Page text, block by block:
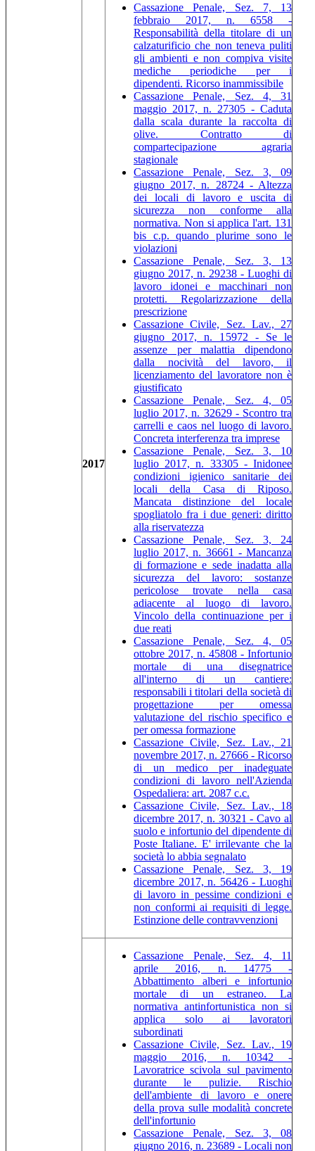
2017
Cassazione Penale, Sez. 7, 13
febbraio 2017, n. 6558 -
Responsabilità della titolare di un
calzaturificio che non teneva puliti
gli ambienti e non compiva visite
mediche periodiche per i
dipendenti. Ricorso inammissibile
Cassazione Penale, Sez. 4, 31
maggio 2017, n. 27305 - Caduta
dalla scala durante la raccolta di
olive. Contratto di
compartecipazione agraria
stagionale
Cassazione Penale, Sez. 3, 09
giugno 2017, n. 28724 - Altezza
dei locali di lavoro e uscita di
sicurezza non conforme alla
normativa. Non si applica l'art. 131
bis c.p. quando plurime sono le
violazioni
Cassazione Penale, Sez. 3, 13
giugno 2017, n. 29238 - Luoghi di
lavoro idonei e macchinari non
protetti. Regolarizzazione della
prescrizione
Cassazione Civile, Sez. Lav., 27
giugno 2017, n. 15972 - Se le
assenze per malattia dipendono
dalla nocività del lavoro, il
licenziamento del lavoratore non è
giustificato
Cassazione Penale, Sez. 4, 05
luglio 2017, n. 32629 - Scontro tra
carrelli e caos nel luogo di lavoro.
Concreta interferenza tra imprese
Cassazione Penale, Sez. 3, 10
luglio 2017, n. 33305 - Inidonee
condizioni igienico sanitarie dei
locali della Casa di Riposo.
Mancata distinzione del locale
spogliatolo fra i due generi: diritto
alla riservatezza
Cassazione Penale, Sez. 3, 24
luglio 2017, n. 36661 - Mancanza
di formazione e sede inadatta alla
sicurezza del lavoro: sostanze
pericolose trovate nella casa
adiacente al luogo di lavoro.
Vincolo della continuazione per i
due reati
Cassazione Penale, Sez. 4, 05
ottobre 2017, n. 45808 - Infortunio
mortale di una disegnatrice
all'interno di un cantiere:
responsabili i titolari della società di
progettazione per omessa
valutazione del rischio specifico e
per omessa formazione
Cassazione Civile, Sez. Lav., 21
novembre 2017, n. 27666 - Ricorso
di un medico per inadeguate
condizioni di lavoro nell'Azienda
Ospedaliera: art. 2087 c.c.
Cassazione Civile, Sez. Lav., 18
dicembre 2017, n. 30321 - Cavo al
suolo e infortunio del dipendente di
Poste Italiane. E' irrilevante che la
società lo abbia segnalato
Cassazione Penale, Sez. 3, 19
dicembre 2017, n. 56426 - Luoghi
di lavoro in pessime condizioni e
non conformi ai requisiti di legge.
Estinzione delle contravvenzioni
Cassazione Penale, Sez. 4, 11
aprile 2016, n. 14775 -
Abbattimento alberi e infortunio
mortale di un estraneo. La
normativa antinfortunistica non si
applica solo ai lavoratori
subordinati
Cassazione Civile, Sez. Lav., 19
maggio 2016, n. 10342 -
Lavoratrice scivola sul pavimento
durante le pulizie. Rischio
dell'ambiente di lavoro e onere
della prova sulle modalità concrete
dell'infortunio
Cassazione Penale, Sez. 3, 08
giugno 2016, n. 23689 - Locali non